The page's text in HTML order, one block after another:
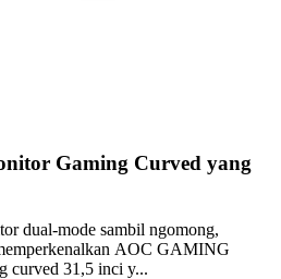
Gaming Curved yang
dual-mode sambil ngomong,
AOC GAMING
curved 31,5 inci y...